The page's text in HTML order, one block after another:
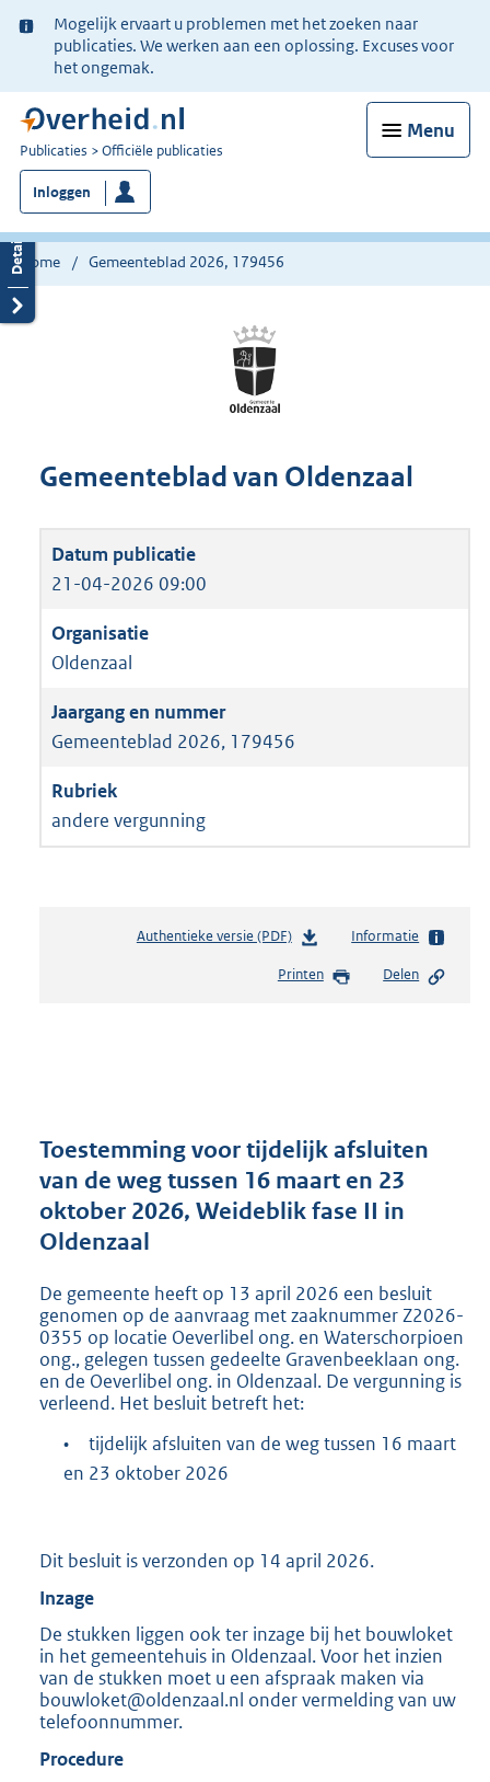
Ter
informatie:
Mogelijk ervaart u problemen met het zoeken naar
publicaties. We werken aan een oplossing. Excuses voor
het ongemak.
Menu
U
bent
nu
hier:
Publicaties Officiële publicaties
Inloggen
Home Gemeenteblad 2026, 179456
Gemeenteblad van Oldenzaal
21-04-2026 09:00
Oldenzaal
Gemeenteblad 2026, 179456
andere vergunning
Authentieke versie (PDF)b
s
r
o
t
2
0
4
b
Informatie
Printen Delen
Toestemming voor tijdelijk afsluiten
van de weg tussen 16 maart en 23
oktober 2026, Weideblik fase II in
Oldenzaal
De gemeente heeft op 13 april 2026 een besluit
genomen op de aanvraag met zaaknummer Z2026-
0355 op locatie Oeverlibel ong. en Waterschorpioen
ong., gelegen tussen gedeelte Gravenbeeklaan ong.
en de Oeverlibel ong. in Oldenzaal. De vergunning is
verleend. Het besluit betreft het:
•
tijdelijk afsluiten van de weg tussen 16 maart
en 23 oktober 2026
Dit besluit is verzonden op 14 april 2026.
Inzage
De stukken liggen ook ter inzage bij het bouwloket
in het gemeentehuis in Oldenzaal. Voor het inzien
van de stukken moet u een afspraak maken via
bouwloket@oldenzaal.nl onder vermelding van uw
telefoonnummer.
Procedure